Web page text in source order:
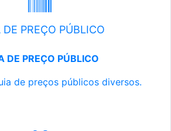
DE PREÇO PÚBLICO
DE PREÇO PÚBLICO
de preços públicos diversos.